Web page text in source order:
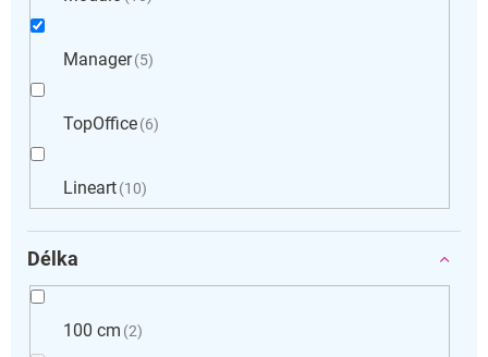
Manager 5
TopOffice 6
Lineart 10
Délka
100 cm 2